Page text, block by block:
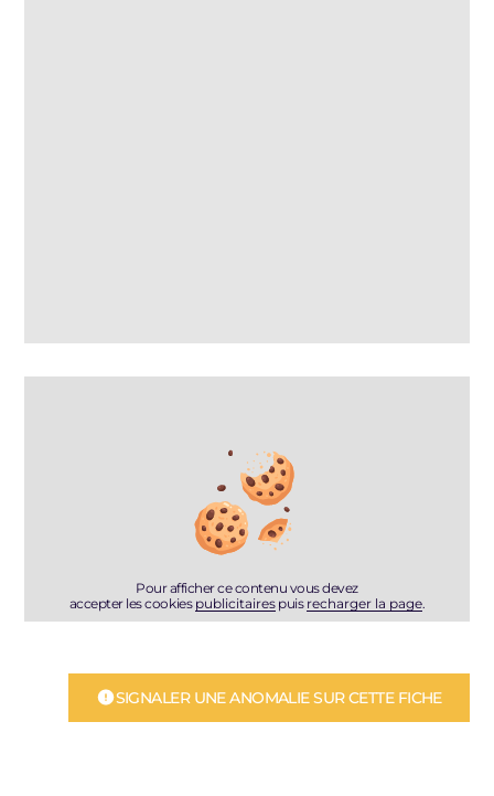
Pour afficher ce contenu vous devez
accepter les cookies publicitairespuis recharger la page.
SIGNALER UNE ANOMALIE SUR CETTE FICHE